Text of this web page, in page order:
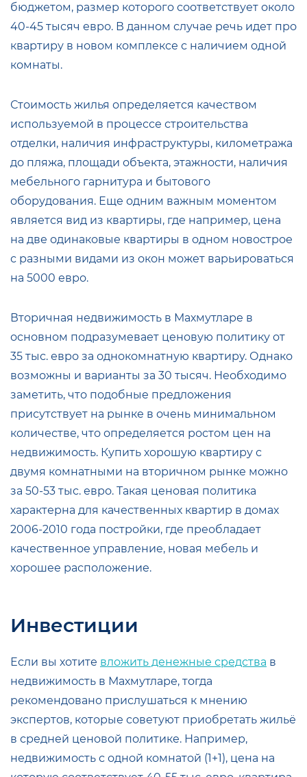
бюджетом, размер которого соответствует около
40-45 тысяч евро. В данном случае речь идет про
квартиру в новом комплексе с наличием одной
комнаты.
Стоимость жилья определяется качеством
используемой в процессе строительства
отделки, наличия инфраструктуры, километража
до пляжа, площади объекта, этажности, наличия
мебельного гарнитура и бытового
оборудования. Еще одним важным моментом
является вид из квартиры, где например, цена
на две одинаковые квартиры в одном новострое
с разными видами из окон может варьироваться
на 5000 евро.
Вторичная недвижимость в Махмутларе в
основном подразумевает ценовую политику от
35 тыс. евро за однокомнатную квартиру. Однако
возможны и варианты за 30 тысяч. Необходимо
заметить, что подобные предложения
присутствует на рынке в очень минимальном
количестве, что определяется ростом цен на
недвижимость. Купить хорошую квартиру с
двумя комнатными на вторичном рынке можно
за 50-53 тыс. евро. Такая ценовая политика
характерна для качественных квартир в домах
2006-2010 года постройки, где преобладает
качественное управление, новая мебель и
хорошее расположение.
Инвестиции
Если вы хотите вложить денежные средства в
недвижимость в Махмутларе, тогда
рекомендовано прислушаться к мнению
экспертов, которые советуют приобретать жильё
в средней ценовой политике. Например,
недвижимость с одной комнатой (1+1), цена на